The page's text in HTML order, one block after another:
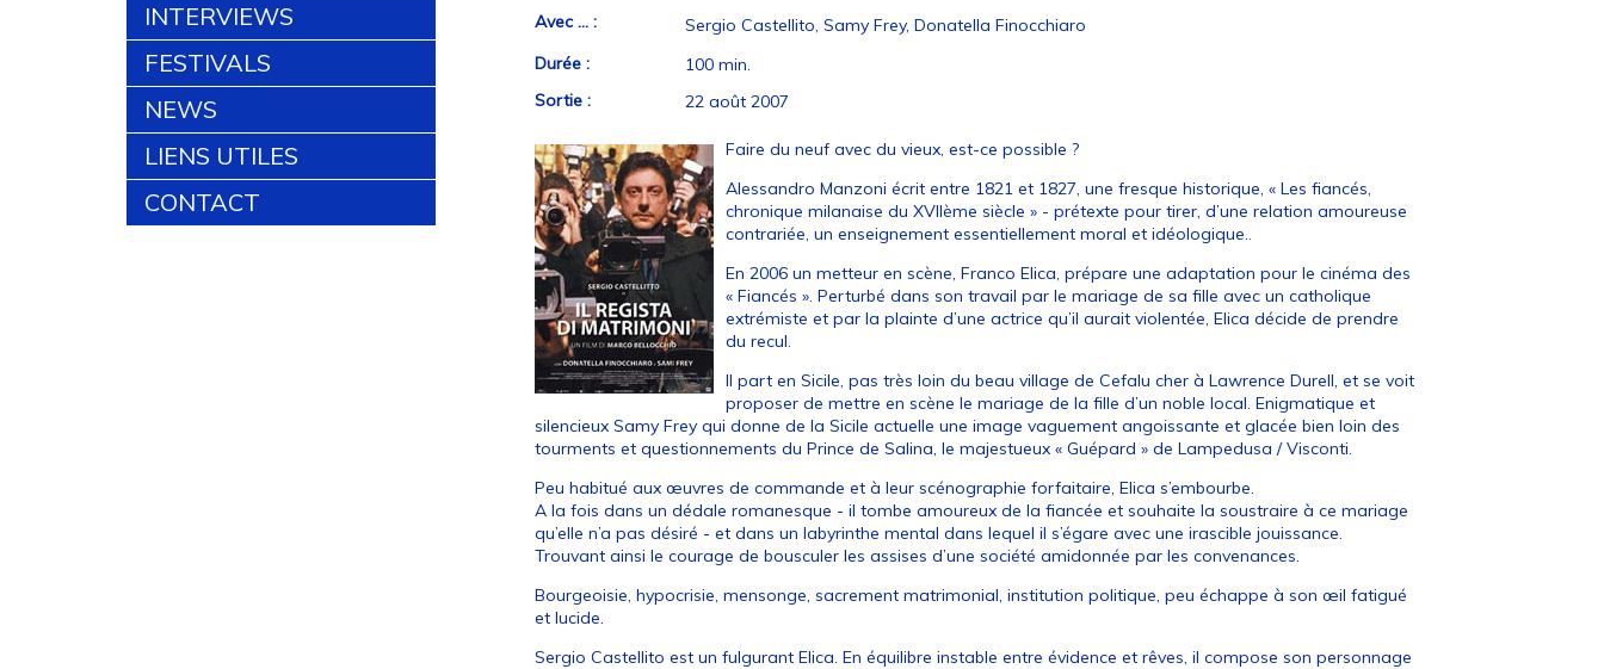
INTERVIEWS
FESTIVALS
NEWS
LIENS UTILES
CONTACT
Avec ... :
Sergio Castellito, Samy Frey, Donatella Finocchiaro
Durée :
100 min.
Sortie :
22 août 2007
Faire du neuf avec du vieux, est-ce possible ?
Alessandro Manzoni écrit entre 1821 et 1827, une fresque historique, « Les fiancés,
chronique milanaise du XVIIème siècle » - prétexte pour tirer, d’une relation amoureuse
contrariée, un enseignement essentiellement moral et idéologique..
En 2006 un metteur en scène, Franco Elica, prépare une adaptation pour le cinéma des
« Fiancés ». Perturbé dans son travail par le mariage de sa fille avec un catholique
extrémiste et par la plainte d’une actrice qu’il aurait violentée, Elica décide de prendre
du recul.
Il part en Sicile, pas très loin du beau village de Cefalu cher à Lawrence Durell, et se voit
proposer de mettre en scène le mariage de la fille d’un noble local. Enigmatique et
silencieux Samy Frey qui donne de la Sicile actuelle une image vaguement angoissante et glacée bien loin des
tourments et questionnements du Prince de Salina, le majestueux « Guépard » de Lampedusa / Visconti.
Peu habitué aux œuvres de commande et à leur scénographie forfaitaire, Elica s’embourbe.
A la fois dans un dédale romanesque - il tombe amoureux de la fiancée et souhaite la soustraire à ce mariage
qu’elle n’a pas désiré - et dans un labyrinthe mental dans lequel il s’égare avec une irascible jouissance.
Trouvant ainsi le courage de bousculer les assises d’une société amidonnée par les convenances.
Bourgeoisie, hypocrisie, mensonge, sacrement matrimonial, institution politique, peu échappe à son œil fatigué
et lucide.
Sergio Castellito est un fulgurant Elica. En équilibre instable entre évidence et rêves, il compose son personnage